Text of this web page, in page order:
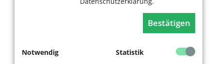
Bestätigen
Notwendig
Statistik